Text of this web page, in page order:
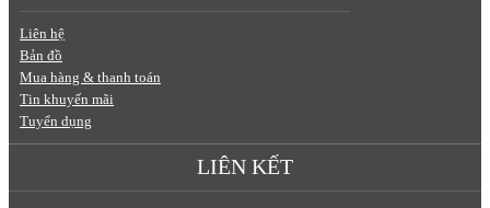
Liên hệ
Bản đồ
Mua hàng & thanh toán
Tin khuyến mãi
Tuyển dụng
LIÊN KẾT